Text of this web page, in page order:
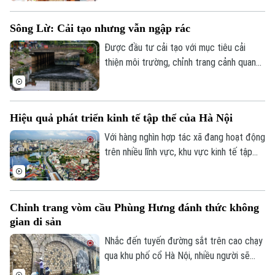
Tư vấn sức khỏe
Quần vợt
Golf
Sao
Điện ảnh
Thời trang
Âm nhạc
nghệ trong giải quyết thủ tục hành chính,
cung cấp dịch vụ công khi thực hiện sắp
xếp đơn vị hành chính và tổ chức mô hình
Sông Lừ: Cải tạo nhưng vẫn ngập rác
Được đầu tư cải tạo với mục tiêu cải
thiện môi trường, chỉnh trang cảnh quan
Tuy nhiên, thực tế hiện nay, nhiều đoạn
sông vẫn bị rác thải phủ kín mặt nước, gây
ô nhiễm và ảnh hưởng đến dòng chảy.
Hiệu quả phát triển kinh tế tập thể của Hà Nội
Với hàng nghìn hợp tác xã đang hoạt động
trên nhiều lĩnh vực, khu vực kinh tế tập
những điểm nghẽn đây sẽ là một trong
tăng trưởng nhanh và bền vững của Thủ
đô.
Chỉnh trang vòm cầu Phùng Hưng đánh thức không
gian di sản
Nhắc đến tuyến đường sắt trên cao chạy
qua khu phố cổ Hà Nội, nhiều người sẽ